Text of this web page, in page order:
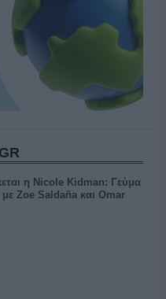
η Nicole Kidman: Γεύμα
Zoe Saldaña και Omar